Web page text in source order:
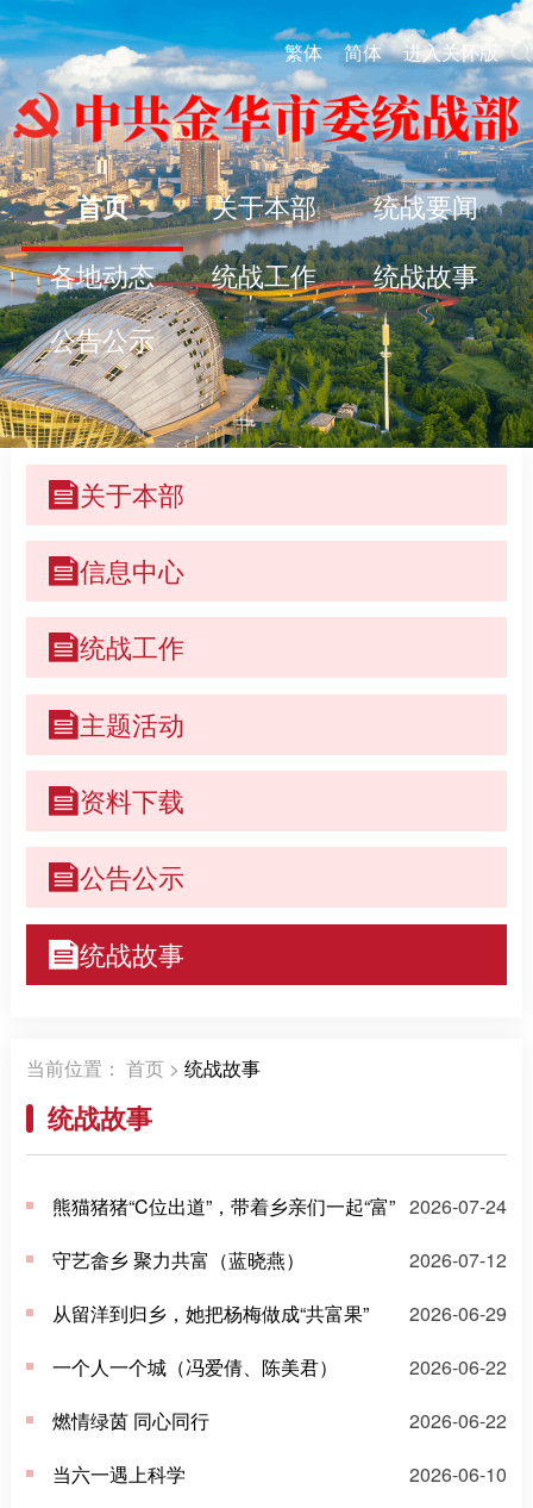
繁体 简体 进入关怀版
首页 关于本部 统战要闻
各地动态 统战工作 统战故事
公告公示
关于本部
信息中心
统战工作
主题活动
资料下载
公告公示
统战故事
统战故事
当前位置： 首页 >统战故事
熊猫猪猪“C位出道”，带着乡亲们一起“富” 2026-07-24
守艺畲乡 聚力共富（蓝晓燕）
2026-07-12
从留洋到归乡，她把杨梅做成“共富果”
2026-06-29
一个人一个城（冯爱倩、陈美君）
2026-06-22
燃情绿茵 同心同行
2026-06-22
当六一遇上科学
2026-06-10